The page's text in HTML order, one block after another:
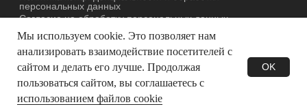
Мы используем cookie. Это позволяет нам
анализировать взаимодействие посетителей с
сайтом и делать его лучше. Продолжая
пользоваться сайтом, вы соглашаетесь с
использованием файлов cookie
OK